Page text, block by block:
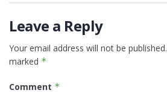
Leave a Reply
Your email address will not be published.
marked *
Comment *